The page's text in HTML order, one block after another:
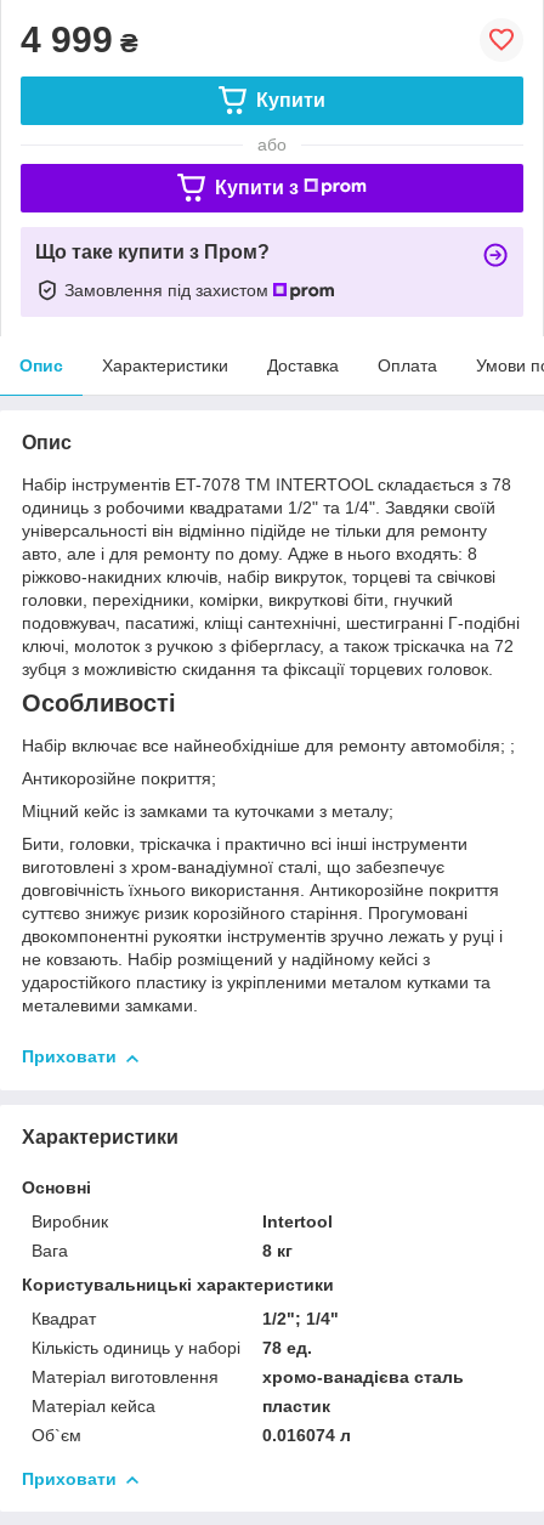
4 999 ₴
Купити
або
Купити з
Що таке купити з Пром?
Замовлення під захистом
Опис Характеристики Доставка Оплата Умови
Опис
Набір інструментів ET-7078 ТМ INTERTOOL складається з 78
одиниць з робочими квадратами 1/2" та 1/4". Завдяки своїй
універсальності він відмінно підійде не тільки для ремонту
авто, але і для ремонту по дому. Адже в нього входять: 8
ріжково-накидних ключів, набір викруток, торцеві та свічкові
головки, перехідники, комірки, викруткові біти, гнучкий
подовжувач, пасатижі, кліщі сантехнічні, шестигранні Г-подібні
ключі, молоток з ручкою з фібергласу, а також тріскачка на 72
зубця з можливістю скидання та фіксації торцевих головок.
Особливості
Набір включає все найнеобхідніше для ремонту автомобіля; ;
Антикорозійне покриття;
Міцний кейс із замками та куточками з металу;
Бити, головки, тріскачка і практично всі інші інструменти
виготовлені з хром-ванадіумної сталі, що забезпечує
довговічність їхнього використання. Антикорозійне покриття
суттєво знижує ризик корозійного старіння. Прогумовані
двокомпонентні рукоятки інструментів зручно лежать у руці і
не ковзають. Набір розміщений у надійному кейсі з
ударостійкого пластику із укріпленими металом кутками та
металевими замками.
Приховати
Характеристики
Основні
Виробник
Intertool
Вага
8 кг
Користувальницькі характеристики
Квадрат
1/2"; 1/4"
Кількість одиниць у наборі
78 ед.
Матеріал виготовлення
хромо-ванадієва сталь
Матеріал кейса
пластик
Об`єм
0.016074 л
Приховати